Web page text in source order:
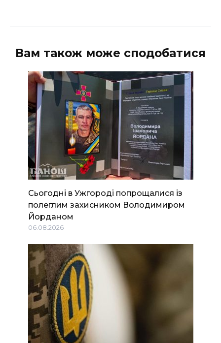
Вам також може сподобатися
Сьогодні в Ужгороді попрощалися із
полеглим захисником Володимиром
Йорданом
06.08.2026